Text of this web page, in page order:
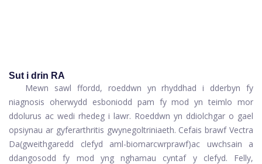
Sut i drin RA
Mewn sawl ffordd, roeddwn yn rhyddhad i dderbyn fy
niagnosis oherwydd esboniodd pam fy mod yn teimlo mor
ddolurus ac wedi rhedeg i lawr. Roeddwn yn ddiolchgar o gael
opsiynau ar gyferarthritis gwynegoltriniaeth. Cefais brawf Vectra
Da(gweithgaredd clefyd aml-biomarcwrprawf)ac uwchsain a
ddangosodd fy mod yng nghamau cyntaf y clefyd. Felly,